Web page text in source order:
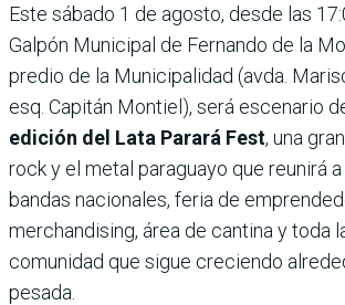
Este sábado 1 de agosto, desde las
Galpón Municipal de Fernando de la
predio de la Municipalidad (avda.
esq. Capitán Montiel), será escenario
edición del Lata Parará Fest, una
rock y el metal paraguayo que reunirá
bandas nacionales, feria de
merchandising, área de cantina y toda
comunidad que sigue creciendo
pesada.